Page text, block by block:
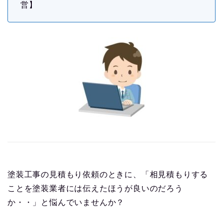
営】
塗装工事の見積もり依頼のときに、「相見積もりする
ことを塗装業者には伝えたほうが良いのだろう
か・・」と悩んでいませんか？